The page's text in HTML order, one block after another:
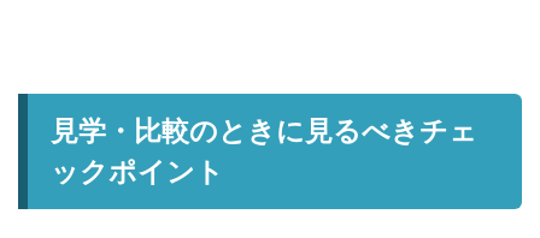
見学・比較のときに見るべきチェ
ックポイント